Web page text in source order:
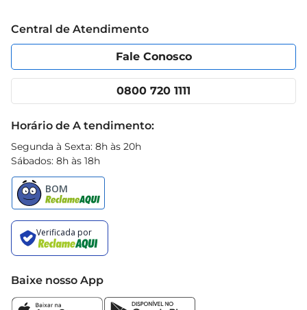
Política de Privacidade
Portal do fornecedor
Cencosud Media
Código de Ética
App Prezunic
Central de Atendimento
Fale Conosco
0800 720 1111
Horário de A tendimento:
Segunda à Sexta: 8h às 20h
Sábados: 8h às 18h
Baixe nosso App